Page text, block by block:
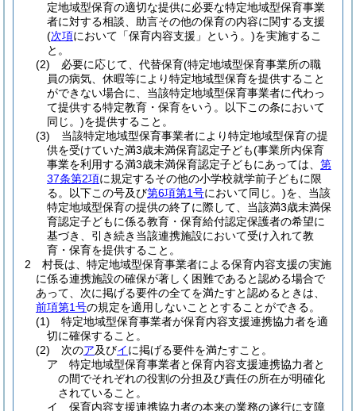
定地域型保育の適切な提供に必要な特定地域型保育事業
者に対する相談、助言その他の保育の内容に関する支援
(次項において「保育内容支援」という。)を実施するこ
と。
(2)
必要に応じて、代替保育(特定地域型保育事業所の職
員の病気、休暇等により特定地域型保育を提供すること
ができない場合に、当該特定地域型保育事業者に代わっ
て提供する特定教育・保育をいう。以下この条において
同じ。)を提供すること。
(3)
当該特定地域型保育事業者により特定地域型保育の提
供を受けていた満3歳未満保育認定子ども(事業所内保育
事業を利用する満3歳未満保育認定子どもにあっては、 第
37条第2項に規定するその他の小学校就学前子どもに限
る。以下この号及び第6項第1号において同じ。)を、当該
特定地域型保育の提供の終了に際して、当該満3歳未満保
育認定子どもに係る教育・保育給付認定保護者の希望に
基づき、引き続き当該連携施設において受け入れて教
育・保育を提供すること。
2
村長は、特定地域型保育事業者による保育内容支援の実施
に係る連携施設の確保が著しく困難であると認める場合で
あって、次に掲げる要件の全てを満たすと認めるときは、
前項第1号の規定を適用しないこととすることができる。
(1)
特定地域型保育事業者が保育内容支援連携協力者を適
切に確保すること。
(2)
次のア及びイに掲げる要件を満たすこと。
ア
特定地域型保育事業者と保育内容支援連携協力者と
の間でそれぞれの役割の分担及び責任の所在が明確化
されていること。
イ
保育内容支援連携協力者の本来の業務の遂行に支障